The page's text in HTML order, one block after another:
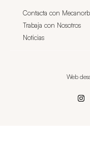
Contacta con
Trabaja con Nosotros
Noticias
Web